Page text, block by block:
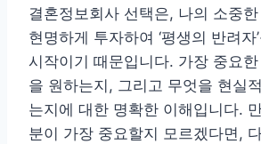
결혼정보회사 선택은, 나의 소중
현명하게 투자하여 ‘평생의 반려자
시작이기 때문입니다. 가장 중요
을 원하는지, 그리고 무엇을 현실
는지에 대한 명확한 이해입니다.
분이 가장 중요할지 모르겠다면,